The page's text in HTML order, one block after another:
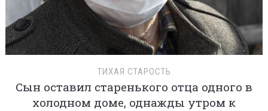
ТИХАЯ СТАРОСТЬ
Сын оставил старенького отца одного в
холодном доме, однажды утром к